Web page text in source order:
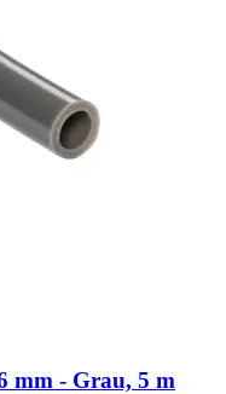
mm -​ Grau, 5 m